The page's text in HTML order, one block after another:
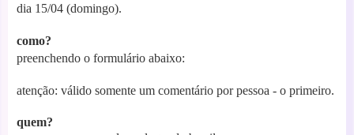
dia 15/04 (domingo).
como?
preenchendo o formulário abaixo:
atenção: válido somente um comentário por pessoa - o primeiro.
quem?